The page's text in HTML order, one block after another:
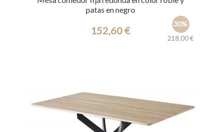
patas en negro
30%
218,00 €
152,60 €